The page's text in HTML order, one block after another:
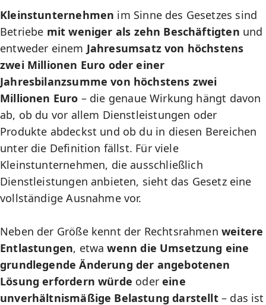
Kleinstunternehmen im Sinne des Gesetzes sind
Betriebe mit weniger als zehn Beschäftigten und
entweder einem Jahresumsatz von höchstens
zwei Millionen Euro oder einer
Jahresbilanzsumme von höchstens zwei
Millionen Euro – die genaue Wirkung hängt davon
ab, ob du vor allem Dienstleistungen oder
Produkte abdeckst und ob du in diesen Bereichen
unter die Definition fällst. Für viele
Kleinstunternehmen, die ausschließlich
Dienstleistungen anbieten, sieht das Gesetz eine
vollständige Ausnahme vor.
Neben der Größe kennt der Rechtsrahmenweitere
Entlastungen, etwawenn die Umsetzung eine
grundlegende Änderung der angebotenen
Lösung erfordern würde odereine
unverhältnismäßige Belastung darstellt– das ist